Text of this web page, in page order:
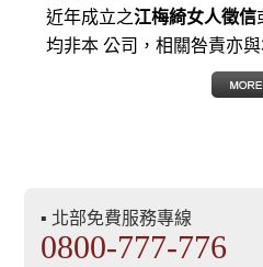
近年成立之江梅綺女人徵信
均非本 公司，相關咎責亦與
▪ 北部免費服務專線
0800-777-776